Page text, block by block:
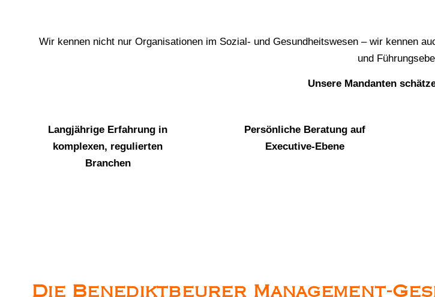
Wir kennen nicht nur Organisationen im Sozial- und Gesundheitswesen – wir kennen
und
Unsere Mandanten
Langjährige Erfahrung in
komplexen, regulierten
Branchen
Persönliche Beratung auf
Executive-Ebene
Die Benediktbeurer Management-